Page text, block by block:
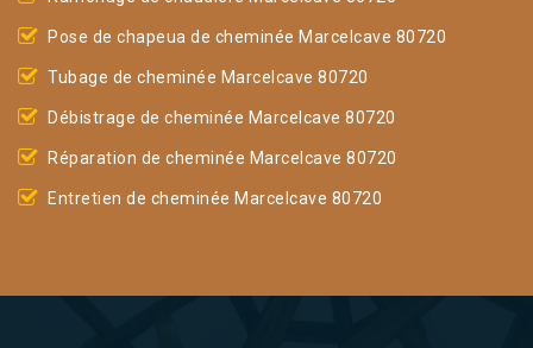
Pose de chapeua de cheminée Marcelcave 80720
Tubage de cheminée Marcelcave 80720
Débistrage de cheminée Marcelcave 80720
Réparation de cheminée Marcelcave 80720
Entretien de cheminée Marcelcave 80720